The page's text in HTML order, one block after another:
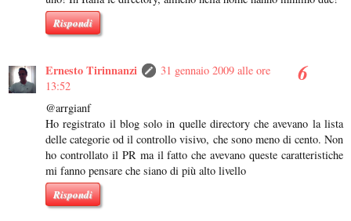
Rispondi
Ernesto Tirinnanzi
31 gennaio 2009 alle ore
13:52
@arrgianf
Ho registrato il blog solo in quelle directory che avevano la lista
delle categorie od il controllo visivo, che sono meno di cento. Non
ho controllato il PR ma il fatto che avevano queste caratteristiche
mi fanno pensare che siano di più alto livello
Rispondi